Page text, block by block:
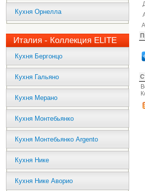
Кухня Орнелла
Италия - Коллекция ELITE
Кухня Бергонцо
Кухня Гальяно
Кухня Мерано
Кухня Монтебьянко
Кухня Монтебьянко Argento
Кухня Нике
Кухня Нике Аворио